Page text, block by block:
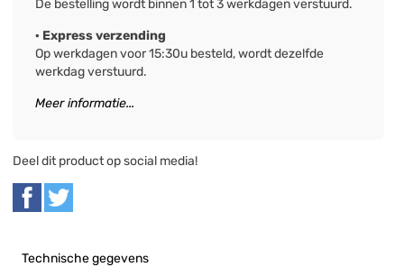
De bestelling wordt binnen 1 tot 3 werkdagen verstuurd.
· Express verzending
Op werkdagen voor 15:30u besteld, wordt dezelfde
werkdag verstuurd.
Meer informatie...
Deel dit product op social media!
Technische gegevens